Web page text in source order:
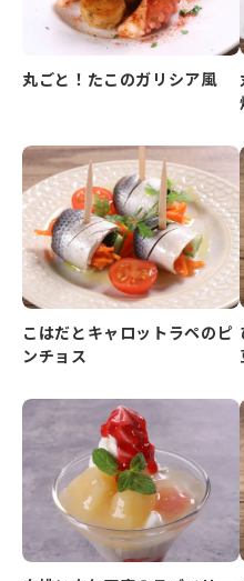
丸ごと！たこのガリシア風
こはだとキャロットラペのピ
ンチョス